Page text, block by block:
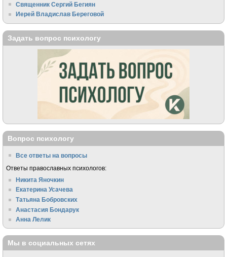
Священник Сергий Бегиян
Иерей Владислав Береговой
Задать вопрос психологу
Вопрос психологу
Все ответы на вопросы
Ответы православных психологов:
Никита Яночкин
Екатерина Усачева
Татьяна Бобровских
Анастасия Бондарук
Анна Лелик
Мы в социальных сетях